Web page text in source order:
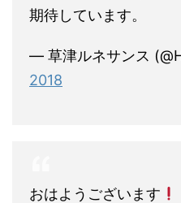
期待しています。
— 草津ルネサンス
2018
おはようございます